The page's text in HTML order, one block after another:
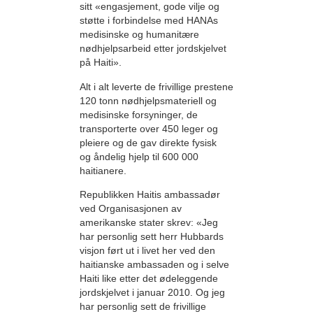
sitt «engasjement, gode vilje og
støtte i forbindelse med HANAs
medisinske og humanitære
nødhjelpsarbeid etter jordskjelvet
på Haiti».
Alt i alt leverte de frivillige prestene
120 tonn nødhjelpsmateriell og
medisinske forsyninger, de
transporterte over 450 leger og
pleiere og de gav direkte fysisk
og åndelig hjelp til 600 000
haitianere.
Republikken Haitis ambassadør
ved Organisasjonen av
amerikanske stater skrev: «Jeg
har personlig sett herr Hubbards
visjon ført ut i livet her ved den
haitianske ambassaden og i selve
Haiti like etter det ødeleggende
jordskjelvet i januar 2010. Og jeg
har personlig sett de frivillige